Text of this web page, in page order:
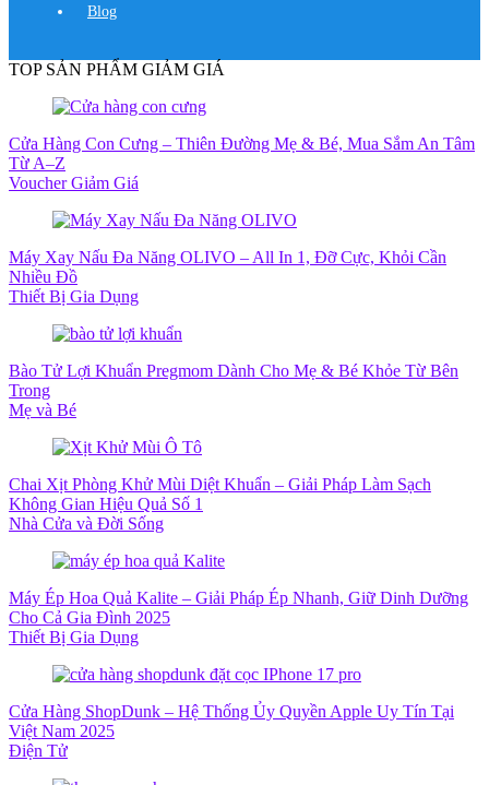
Blog
TOP SẢN PHẨM GIẢM GIÁ
Cửa Hàng Con Cưng – Thiên Đường Mẹ & Bé, Mua Sắm An Tâm
Từ A–Z
Voucher Giảm Giá
Máy Xay Nấu Đa Năng OLIVO – All In 1, Đỡ Cực, Khỏi Cần
Nhiều Đồ
Thiết Bị Gia Dụng
Bào Tử Lợi Khuẩn Pregmom Dành Cho Mẹ & Bé Khỏe Từ Bên
Trong
Mẹ và Bé
Chai Xịt Phòng Khử Mùi Diệt Khuẩn – Giải Pháp Làm Sạch
Không Gian Hiệu Quả Số 1
Nhà Cửa và Đời Sống
Máy Ép Hoa Quả Kalite – Giải Pháp Ép Nhanh, Giữ Dinh Dưỡng
Cho Cả Gia Đình 2025
Thiết Bị Gia Dụng
Cửa Hàng ShopDunk – Hệ Thống Ủy Quyền Apple Uy Tín Tại
Việt Nam 2025
Điện Tử